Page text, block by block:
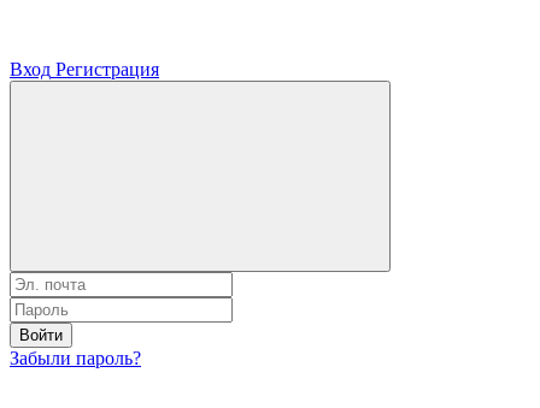
Вход Регистрация
Войти
Забыли пароль?